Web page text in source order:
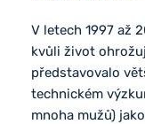
V letech 1997 až
kvůli život
představovalo
technickém
mnoha mužů)